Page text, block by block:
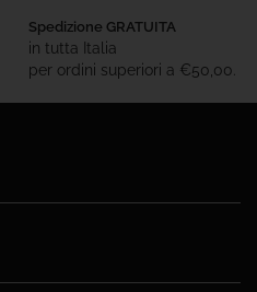
Spedizione GRATUITA
in tutta Italia
per ordini superiori a €50,00.